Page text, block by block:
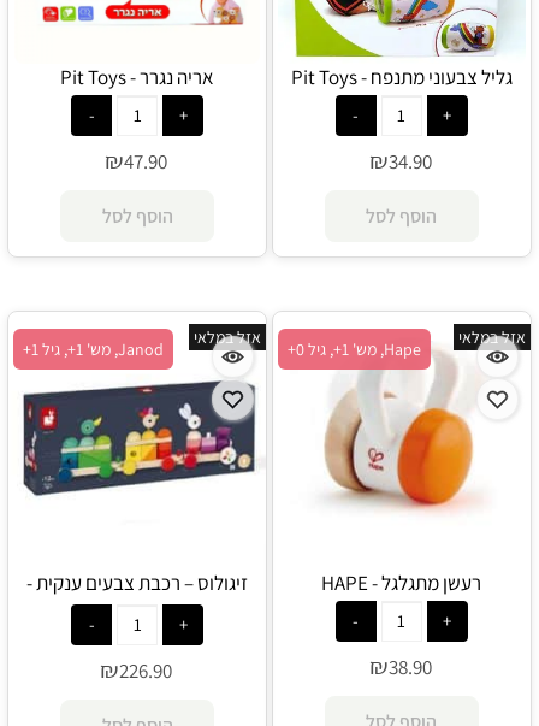
גליל צבעוני מתנפח - Pit Toys
₪34.90
הוסף לסל
אריה נגרר - Pit Toys
₪47.90
הוסף לסל
Hape, מש' 1+, גיל 0+
אזל במלאי
רעשן מתגלגל - HAPE
₪38.90
Janod, מש' 1+, גיל 1+
אזל במלאי
זיגולוס – רכבת צבעים ענקית -
Janod
₪226.90